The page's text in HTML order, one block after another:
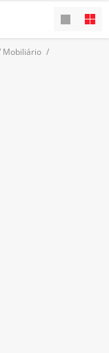
Mobiliário /